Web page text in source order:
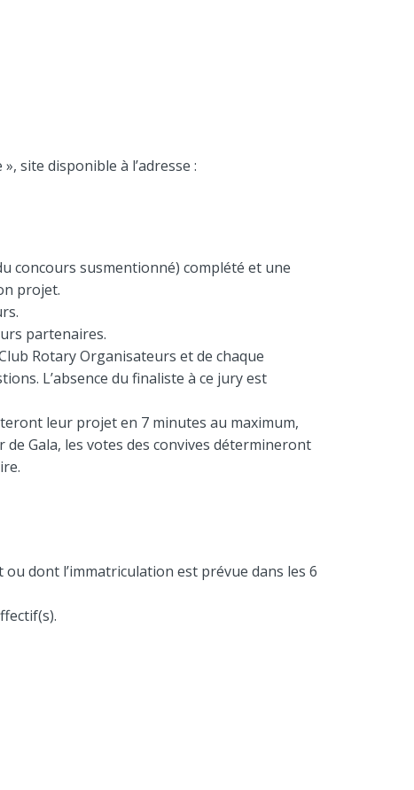
site disponible à l’adresse :
concours susmentionné) complété et une
projet.
partenaires.
Rotary Organisateurs et de chaque
L’absence du finaliste à ce jury est
leur projet en 7 minutes au maximum,
Gala, les votes des convives détermineront
dont l’immatriculation est prévue dans les 6